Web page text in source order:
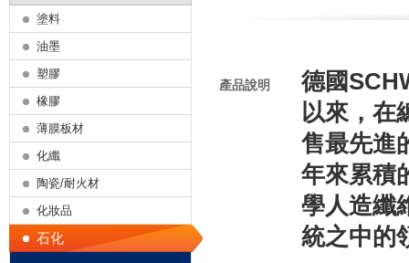
塗料
油墨
塑膠
橡膠
薄膜板材
化纖
陶瓷/耐火材
化妝品
石化
產品說明
德國
以來，在
售最先進
年來累積
學人造纖
統之中的